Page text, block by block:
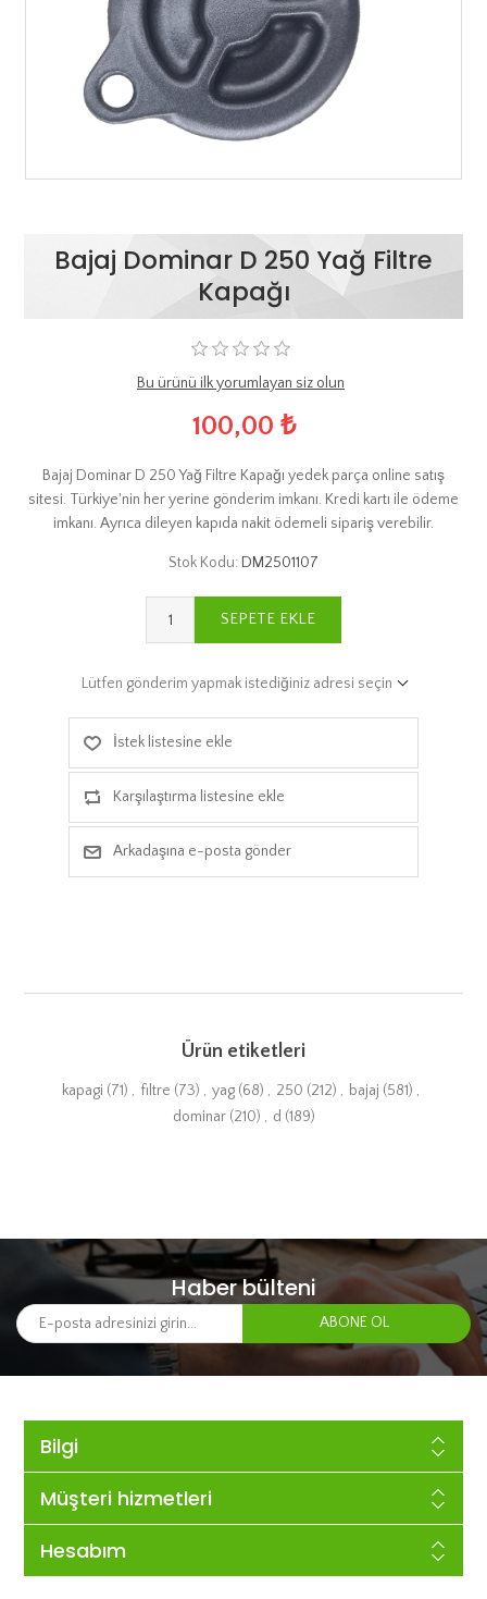
Bajaj Dominar D 250 Yağ Filtre
Kapağı
Bu ürünü ilk yorumlayan siz olun
100,00 ₺
Bajaj Dominar D 250 Yağ Filtre Kapağı yedek parça online satış
sitesi. Türkiye'nin her yerine gönderim imkanı. Kredi kartı ile ödeme
imkanı. Ayrıca dileyen kapıda nakit ödemeli sipariş verebilir.
Stok Kodu: DM2501107
SEPETE EKLE
Lütfen gönderim yapmak istediğiniz adresi seçin
İstek listesine ekle
Karşılaştırma listesine ekle
Arkadaşına e-posta gönder
Ürün etiketleri
kapagi (71) , filtre (73) , yag (68) , 250 (212) , bajaj (581) ,
dominar (210) , d (189)
Haber bülteni
Bilgi
Müşteri hizmetleri
Hesabım